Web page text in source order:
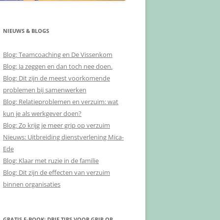
NIEUWS & BLOGS
Blog: Teamcoaching en De Vissenkom
Blog: Ja zeggen en dan toch nee doen.
Blog: Dit zijn de meest voorkomende
problemen bij samenwerken
Blog: Relatieproblemen en verzuim: wat
kun je als werkgever doen?
Blog: Zo krijg je meer grip op verzuim
Nieuws: Uitbreiding dienstverlening Mica-
Ede
Blog: Klaar met ruzie in de familie
Blog: Dit zijn de effecten van verzuim
binnen organisaties